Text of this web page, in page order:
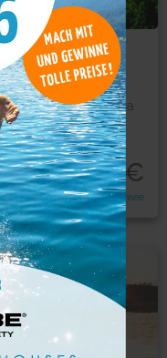
Foto: © Wikingerreisen
Panorama
Hoch ragt der
p.P ab 605€
Radreise um den Bodensee